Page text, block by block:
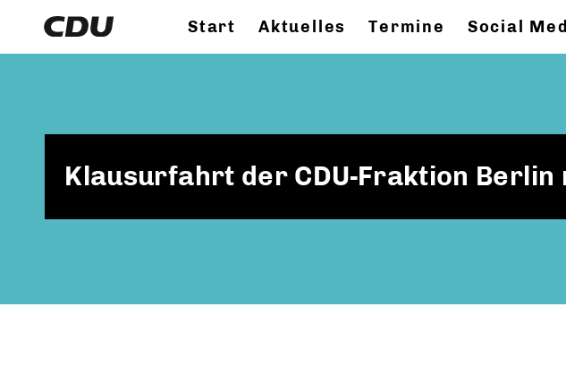
Start Aktuelles Termine Social
Klausurfahrt der CDU-Fraktion Berlin